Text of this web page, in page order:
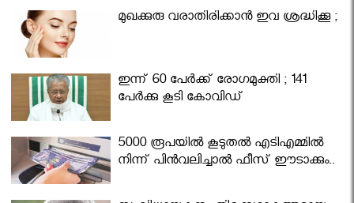
മുഖക്കുരു വരാതിരിക്കാന്‍ ഇവ ശ്രദ്ധിക്കൂ ;
ഇന്ന് 60 പേർക്ക് രോഗമുക്തി ; 141
പേര്‍ക്കു കൂടി കോവിഡ്
5000 രൂപയിൽ കൂടുതൽ എടിഎമ്മിൽ
നിന്ന് പിൻവലിച്ചാൽ ഫീസ് ഈടാക്കും..